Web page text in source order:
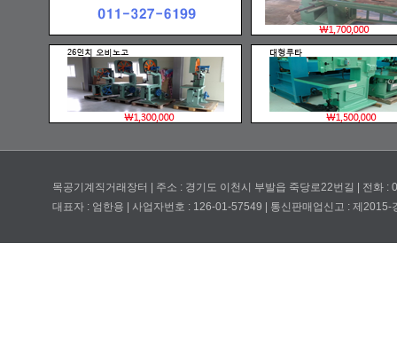
목공기계직거래장터 | 주소 : 경기도 이천시 부발읍 죽당로22번길 | 전
대표자 : 엄한용 | 사업자번호 : 126-01-57549 | 통신판매업신고 : 제2015-